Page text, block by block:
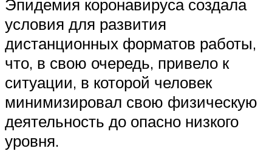
Эпидемия коронавируса создала
условия для развития
дистанционных форматов работы,
что, в свою очередь, привело к
ситуации, в которой человек
минимизировал свою физическую
деятельность до опасно низкого
уровня.